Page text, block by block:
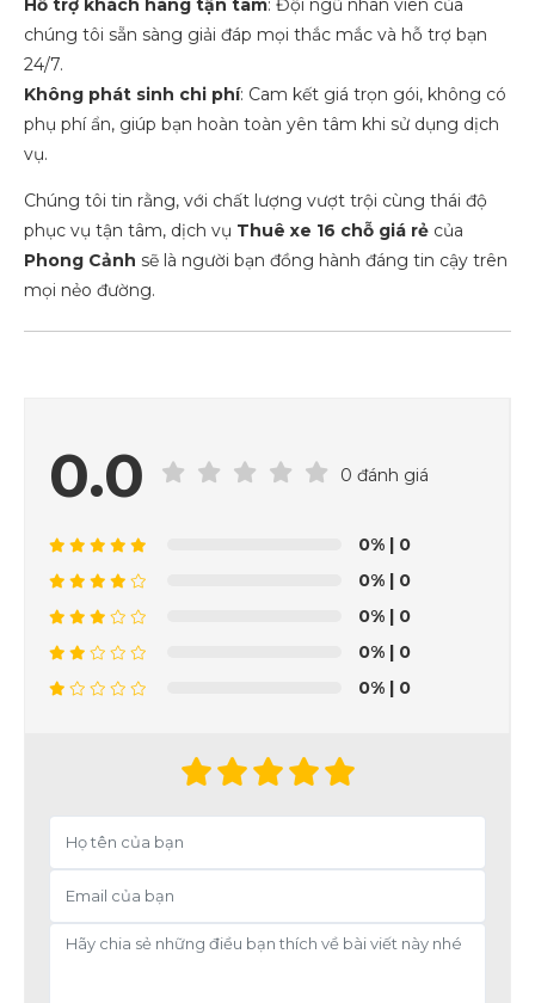
chúng tôi sẵn sàng giải đáp mọi thắc mắc và hỗ trợ bạn
24/7.
Không phát sinh chi phí: Cam kết giá trọn gói, không có
phụ phí ẩn, giúp bạn hoàn toàn yên tâm khi sử dụng dịch
vụ.
Chúng tôi tin rằng, với chất lượng vượt trội cùng thái độ
phục vụ tận tâm, dịch vụ Thuê xe 16 chỗ giá rẻ của
Phong Cảnh sẽ là người bạn đồng hành đáng tin cậy trên
mọi nẻo đường.
0.0 0 đánh giá
0% | 0
0% | 0
0% | 0
0% | 0
0% | 0